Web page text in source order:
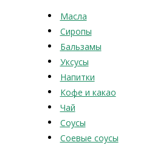
Масла
Сиропы
Бальзамы
Уксусы
Напитки
Кофе и какао
Чай
Соусы
Соевые соусы